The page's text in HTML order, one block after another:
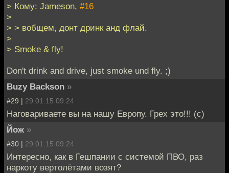
> Кому: Jameson, #16
>
> > вобщем, донт дринк анд флай.
>
> Smoke & fly!
Don't drink and drive, just smoke und fly. ;)
Buzy Backson »
#29 | 29.01.15 09:24
Наговариваете вы на нашу Европу. Грех это!!! (с)
Йож »
#30 | 29.01.15 09:24
Интересно, как в Гешпании с системой ПВО, раз
наркоту вертолётами возят?